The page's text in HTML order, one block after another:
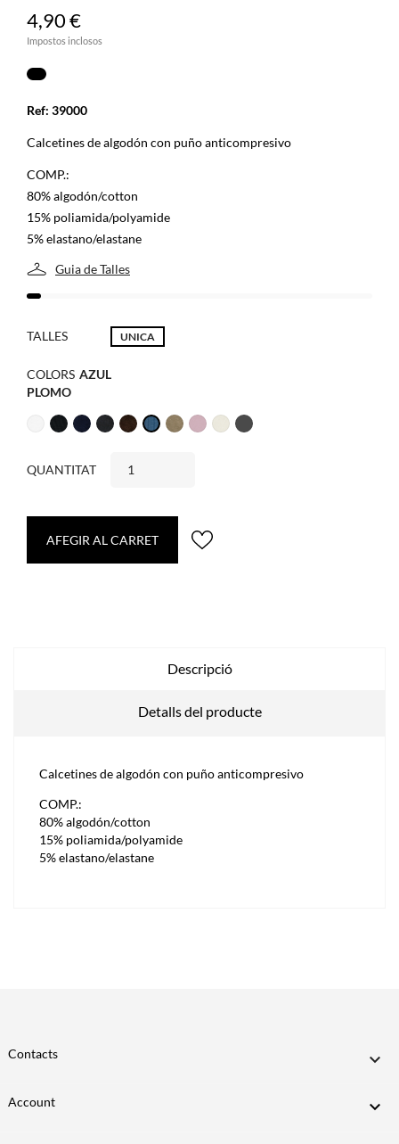
4,90 €
Impostos inclosos
Ref: 39000
Calcetines de algodón con puño anticompresivo
COMP.:
80% algodón/cotton
15% poliamida/polyamide
5% elastano/elastane
Guia de Talles
TALLES UNICA
COLORS
BlancNegreMaríGris
oscuro
MarróAzul
plomo
CamelAnticoCavaGris
QUANTITAT
AFEGIR AL CARRET
Descripció
Detalls del producte
Calcetines de algodón con puño anticompresivo
COMP.:
80% algodón/cotton
15% poliamida/polyamide
5% elastano/elastane
Contacts 
Account 